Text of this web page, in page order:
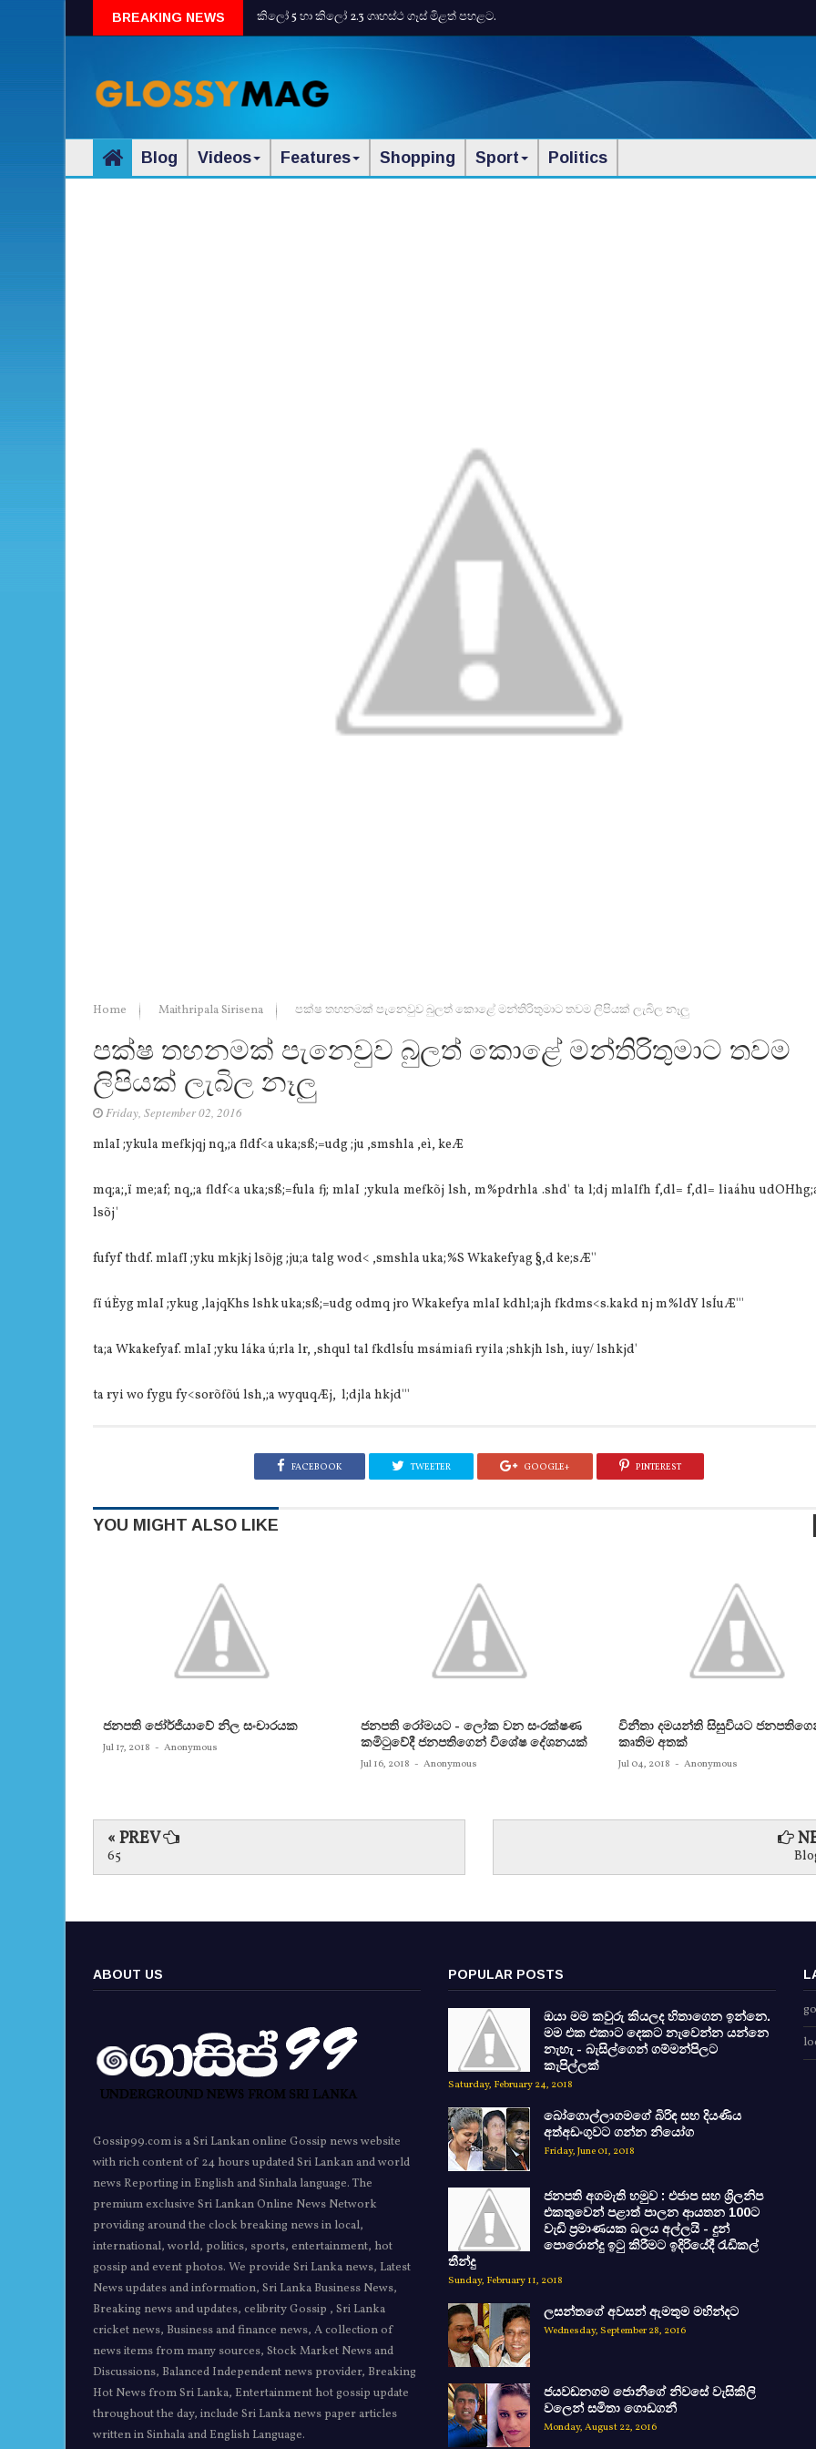
BREAKING NEWS කිලෝ 5 හා කිලෝ 2.3 ගෘහස්ථ ගෑස් මිළත් පහළට.
Blog Videos Features Shopping Sport Politics
Home Maithripala Sirisena පක්ෂ තහනමක් පැනෙවුව බුලත් කොළේ මන්තිරිතුමාට තවම ලිපියක් ලැබිල නෑලු
පක්ෂ තහනමක් පැනෙවුව බුලත් කොළේ මන්තිරිතුමාට තවම
ලිපියක් ලැබිල නෑලු
Friday, September 02, 2016
mlaI ;ykula mefkjqj nq,;a fldf<a uka;sß;=udg ;ju ,smshla ,eì, keÆ
mq;a;,ï me;af; nq,;a fldf<a uka;sß;=fula fj; mlaI ;ykula mefkõj lsh, m%pdrhla .shd' ta l;dj mlaIfh f,dl= f,dl= liaáhu
lsõj'
fufy‍f thdf. mlafI ;yku mkjkj lsõjg ;ju;a talg wod< ,smshla uka;%S Wkakefyag §,d ke;sÆ''
fï úÈyg mlaI ;ykug ,lajqKhs lshk uka;sß;=udg odmq jro Wkakefya mlaI kdhl;ajh fkdms<s.kakd nj m%ldY lsÍuÆ'''
ta;a Wkakefyaf. mlaI ;yku láka ú;rla lr, ,shqul tal fkdlsÍu msámiafi ryila ;shkjh lsh, iuy/ lshkjd'
ta ryi wo fygu fy<sorõfõú lsh,;a wyquqÆj, l;djla hkjd'''
FACEBOOK TWEETER GOOGLE+ PINTEREST
YOU MIGHT ALSO LIKE
ජනපති ජෝර්ජියාවේ නිල සංචාරයක
Jul 17, 2018 - Anonymous
ජනපති රෝමයට - ලෝක වන සංරක්ෂණ
කමිටුවේදී ජනපතිගෙන් විශේෂ දේශනයක්
Jul 16, 2018 - Anonymous
විනීතා දමයන්ති සිසුවියට
කෘතිම අතක්
Jul 04, 2018 - Anonymous
« PREV
65
ABOUT US
Gossip99.com is a Sri Lankan online Gossip news website
with rich content of 24 hours updated Sri Lankan and world
news Reporting in English and Sinhala language. The
premium exclusive Sri Lankan Online News Network
providing around the clock breaking news in local,
international, world, politics, sports, entertainment, hot
gossip and event photos. We provide Sri Lanka news, Latest
News updates and information, Sri Lanka Business News,
Breaking news and updates, celibrity Gossip , Sri Lanka
cricket news, Business and finance news, A collection of
news items from many sources, Stock Market News and
Discussions, Balanced Independent news provider, Breaking
Hot News from Sri Lanka, Entertainment hot gossip update
throughout the day, include Sri Lanka news paper articles
written in Sinhala and English Language.
POPULAR POSTS
ඔයා මම කවුරු කියලද හිතාගෙන ඉන්නෙ.
මම එක එකාට දෙකට නැවෙන්න යන්නෙ
නැහැ - බැසිල්ගෙන් ගම්මන්පිලට
කැපිල්ලක්
Saturday, February 24, 2018
බෝගොල්ලාගමගේ බිරිඳ සහ දියණිය
අත්අඩංගුවට ගන්න නියෝග
Friday, June 01, 2018
ජනපති අගමැති හමුව : එජාප සහ ශ්‍රිලනිප
එකතුවෙන් පළාත් පාලන ආයතන 100ට
වැඩි ප්‍රමාණයක බලය අල්ලයි - දුන්
පොරොන්දු ඉටු කිරීමට ඉදිරියේදී රැඩිකල්
තීන්දු
Sunday, February 11, 2018
ලසන්තගේ අවසන් ඇමතුම මහින්දට
Wednesday, September 28, 2016
ජයවඩනගම ජොනීගේ නිවසේ වැසිකිලි
වලෙන් සමිතා ගොඩගනී
Monday, August 22, 2016